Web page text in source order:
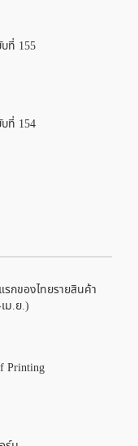
ที่ 155
ที่ 154
กของไทยรายสินค้า
ม.ย.)
Printing